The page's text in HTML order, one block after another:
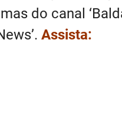
do canal
Assista: